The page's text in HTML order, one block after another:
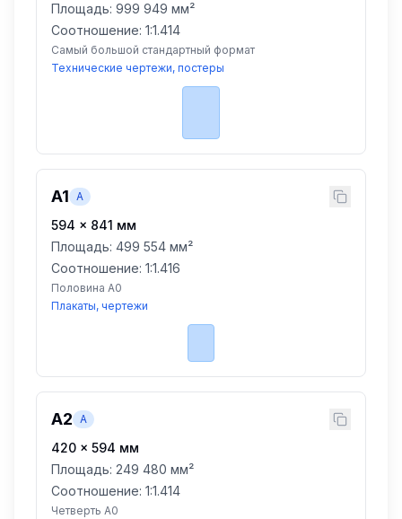
Площадь: 999 949 мм²
Соотношение: 1:1.414
Самый большой стандартный формат
Технические чертежи, постеры
A1 A
594 × 841 мм
Площадь: 499 554 мм²
Соотношение: 1:1.416
Половина A0
Плакаты, чертежи
A2 A
420 × 594 мм
Площадь: 249 480 мм²
Соотношение: 1:1.414
Четверть A0